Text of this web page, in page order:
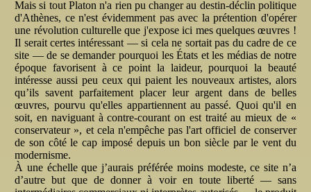
Mais si tout Platon n'a rien pu changer au destin-déclin politique
d'Athènes, ce n'est évidemment pas avec la prétention d'opérer
une révolution culturelle que j'expose ici mes quelques œuvres !
Il serait certes intéressant — si cela ne sortait pas du cadre de ce
site — de se demander pourquoi les États et les médias de notre
époque favorisent à ce point la laideur, pourquoi la beauté
intéresse aussi peu ceux qui paient les nouveaux artistes, alors
qu’ils savent parfaitement placer leur argent dans de belles
œuvres, pourvu qu'elles appartiennent au passé. Quoi qu'il en
soit, en naviguant à contre-courant on est traité au mieux de «
conservateur », et cela n'empêche pas l'art officiel de conserver
de son côté le cap imposé depuis un bon siècle par le vent du
modernisme.
À une échelle que j’aurais préférée moins modeste, ce site n’a
d’autre but que de donner à voir en toute liberté — sans